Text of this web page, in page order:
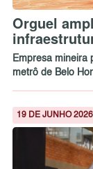
Orguel
Empresa mineira
metrô de Belo
19 DE JUNHO 2026